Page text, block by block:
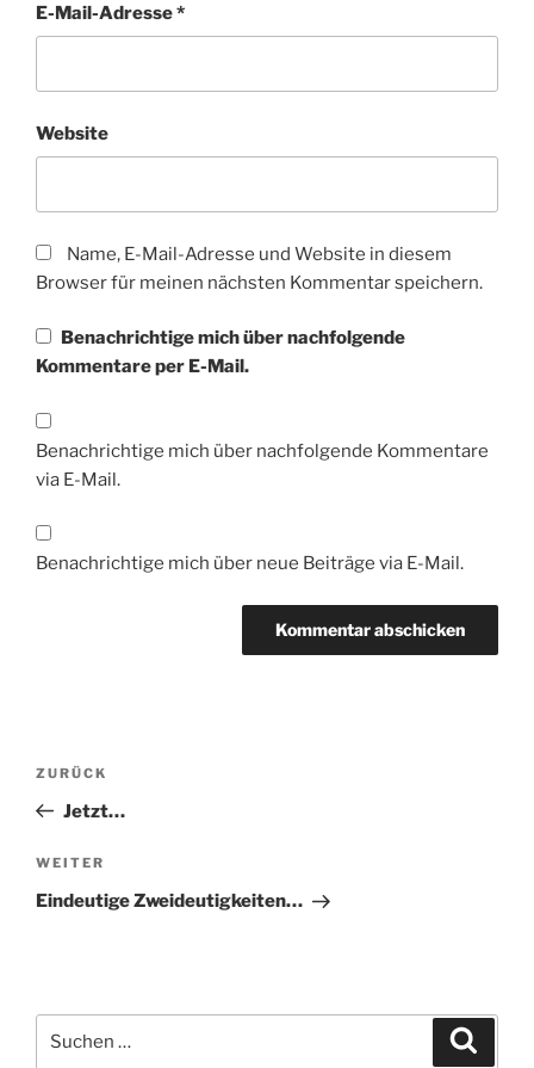
E-Mail-Adresse*
Website
Name, E-Mail-Adresse und Website in diesem
Browser für meinen nächsten Kommentar speichern.
Benachrichtige mich über nachfolgende
Kommentare per E-Mail.
Benachrichtige mich über nachfolgende Kommentare
via E-Mail.
Benachrichtige mich über neue Beiträge via E-Mail.
Beitragsnavigation
Vorheriger
Beitrag
ZURÜCK
Jetzt…
Nächster
Beitrag
WEITER
Eindeutige Zweideutigkeiten…
nach: